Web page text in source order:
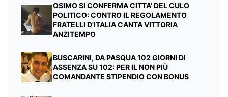
OSIMO SI CONFERMA CITTA' DEL CULO
POLITICO: CONTRO IL REGOLAMENTO
FRATELLI D'ITALIA CANTA VITTORIA
ANZITEMPO
BUSCARINI, DA PASQUA 102 GIORNI DI
ASSENZA SU 102: PER IL NON PIÙ
COMANDANTE STIPENDIO CON BONUS